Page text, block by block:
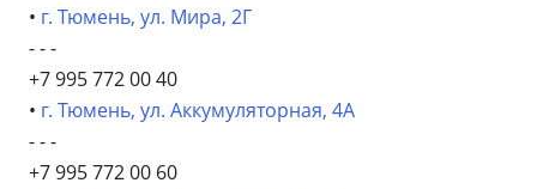
• г. Тюмень, ул. Мира, 2Г
- - -
+7 995 772 00 40
• г. Тюмень, ул. Аккумуляторная, 4А
- - -
+7 995 772 00 60